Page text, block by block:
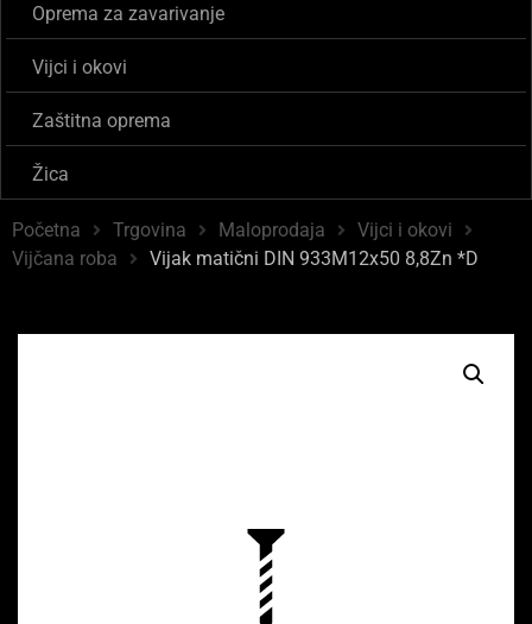
Oprema za zavarivanje
Vijci i okovi
Zaštitna oprema
Žica
Početna Trgovina Maloprodaja
Vijci i okovi
Vijčana roba
Vijak matični DIN 933M12x50 8,8Zn *D